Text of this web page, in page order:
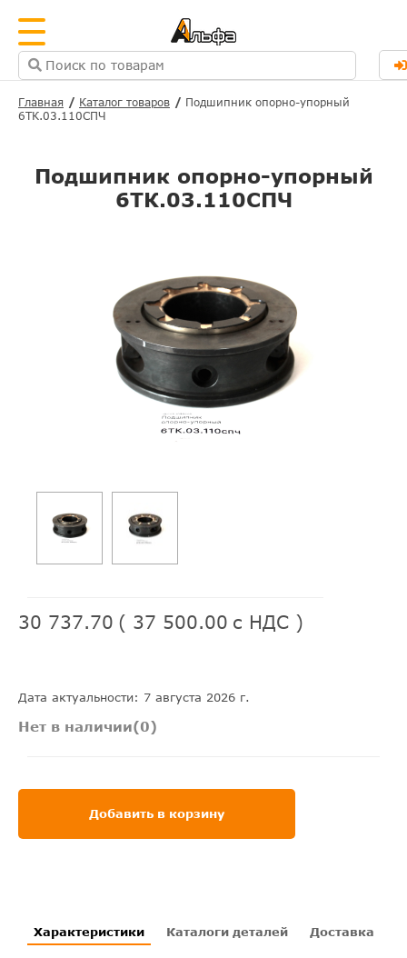
Главная Каталог товаров
Подшипник опорно-упорный
6ТК.03.110СПЧ
Подшипник опорно-упорный
6ТК.03.110СПЧ
30 737.70 ( 37 500.00 с НДС )
Дата актуальности: 7 августа 2026 г.
Нет в наличии(0)
Добавить в корзину
Характеристики Каталоги деталей Доставка